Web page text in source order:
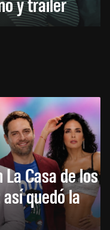
Casa de los
quedó la